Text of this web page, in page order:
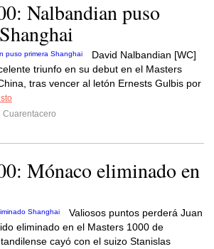
Nalbandian puso
David Nalbandian [WC]
triunfo en su debut en el Masters
tras vencer al letón Ernests Gulbis por
Cuarentacero
Mónaco eliminado en
Valiosos puntos perderá Juan
eliminado en el Masters 1000 de
cayó con el suizo Stanislas